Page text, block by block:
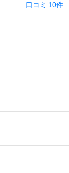
口コミ 10件